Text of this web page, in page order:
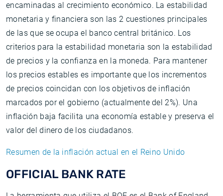
encaminadas al crecimiento económico. La estabilidad
monetaria y financiera son las 2 cuestiones principales
de las que se ocupa el banco central británico. Los
criterios para la estabilidad monetaria son la estabilidad
de precios y la confianza en la moneda. Para mantener
los precios estables es importante que los incrementos
de precios coincidan con los objetivos de inflación
marcados por el gobierno (actualmente del 2%). Una
inflación baja facilita una economía estable y preserva el
valor del dinero de los ciudadanos.
Resumen de la inflación actual en el Reino Unido
OFFICIAL BANK RATE